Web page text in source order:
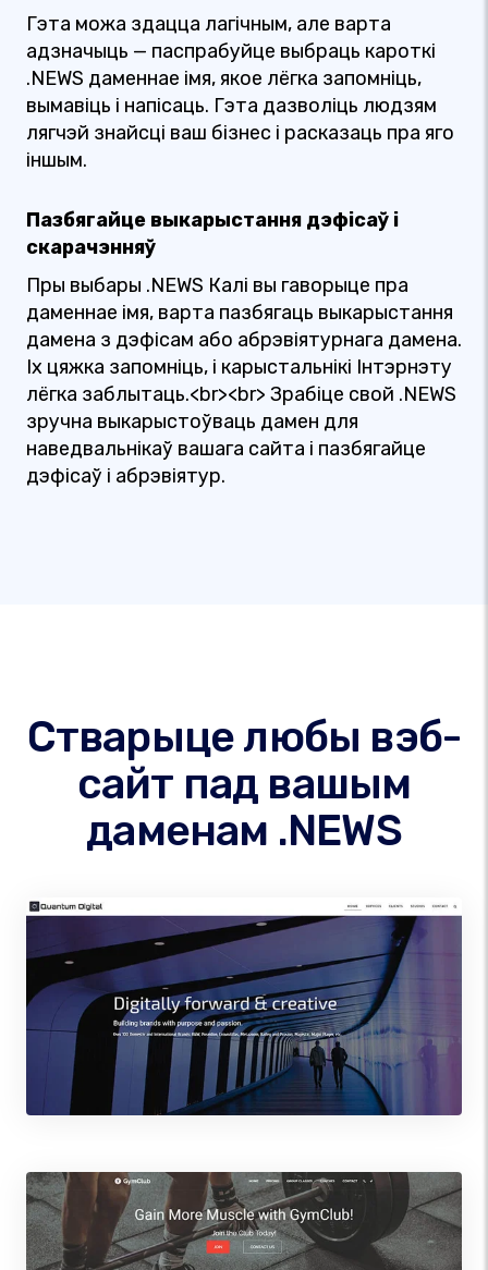
Гэта можа здацца лагічным, але варта
адзначыць — паспрабуйце выбраць кароткі
.NEWS даменнае імя, якое лёгка запомніць,
вымавіць і напісаць. Гэта дазволіць людзям
лягчэй знайсці ваш бізнес і расказаць пра яго
іншым.
Пазбягайце выкарыстання дэфісаў і
скарачэнняў
Пры выбары .NEWS Калі вы гаворыце пра
даменнае імя, варта пазбягаць выкарыстання
дамена з дэфісам або абрэвіятурнага дамена.
Іх цяжка запомніць, і карыстальнікі Інтэрнэту
лёгка заблытаць.<br><br> Зрабіце свой .NEWS
зручна выкарыстоўваць дамен для
наведвальнікаў вашага сайта і пазбягайце
дэфісаў і абрэвіятур.
Стварыце любы вэб-
сайт пад вашым
даменам .NEWS